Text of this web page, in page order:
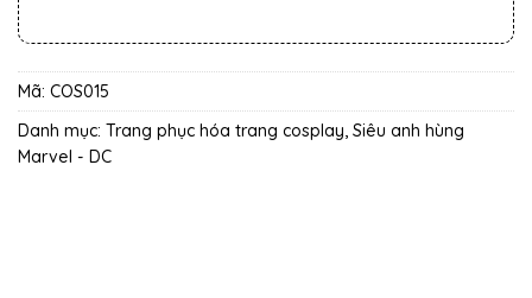
Mã: COS015
Danh mục: Trang phục hóa trang cosplay, Siêu anh hùng
Marvel - DC